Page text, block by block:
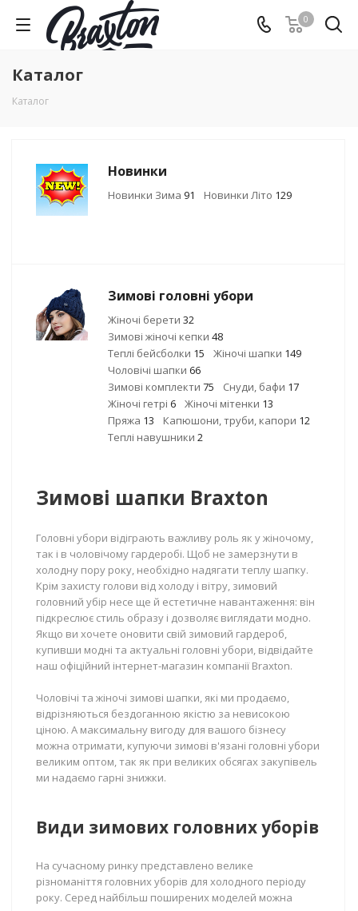
0
Каталог
Каталог
Новинки
Новинки Зима 91 Новинки Літо 129
Зимові головні убори
Жіночі берети 32
Зимові жіночі кепки 48
Теплі бейсболки 15 Жіночі шапки 149
Чоловічі шапки 66
Зимові комплекти 75 Снуди, бафи 17
Жіночі гетрі 6 Жіночі мітенки 13
Пряжа 13 Капюшони, труби, капори 12
Теплі навушники 2
Зимові шапки Braxton
Головні убори відіграють важливу роль як у жіночому,
так і в чоловічому гардеробі. Щоб не замерзнути в
холодну пору року, необхідно надягати теплу шапку.
Крім захисту голови від холоду і вітру, зимовий
головний убір несе ще й естетичне навантаження: він
підкреслює стиль образу і дозволяє виглядати модно.
Якщо ви хочете оновити свій зимовий гардероб,
купивши модні та актуальні головні убори, відвідайте
наш офіційний інтернет-магазин компанії Braxton.
Чоловічі та жіночі зимові шапки, які ми продаємо,
відрізняються бездоганною якістю за невисокою
ціною. А максимальну вигоду для вашого бізнесу
можна отримати, купуючи зимові в'язані головні убори
великим оптом, так як при великих обсягах закупівель
ми надаємо гарні знижки.
Види зимових головних уборів
На сучасному ринку представлено велике
різноманіття головних уборів для холодного періоду
року. Серед найбільш поширених моделей можна